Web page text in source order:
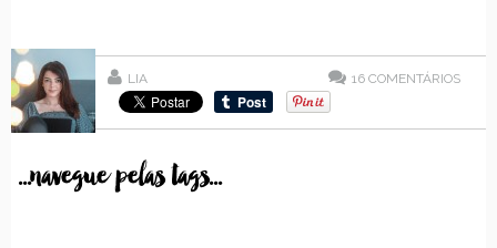
LIA 16 COMENTÁRIOS
...navegue pelas tags...